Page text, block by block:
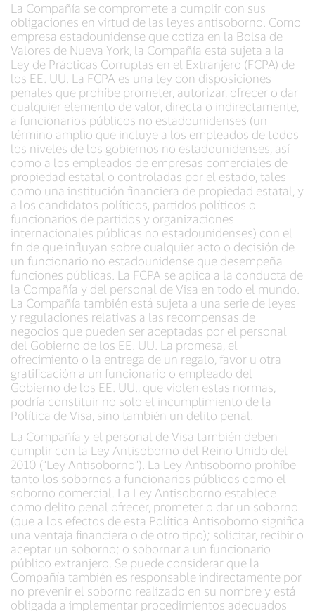
La Compañía se compromete a cumplir con sus
obligaciones en virtud de las leyes antisoborno. Como
empresa estadounidense que cotiza en la Bolsa de
Valores de Nueva York, la Compañía está sujeta a la
Ley de Prácticas Corruptas en el Extranjero (FCPA) de
los EE. UU. La FCPA es una ley con disposiciones
penales que prohíbe prometer, autorizar, ofrecer o dar
cualquier elemento de valor, directa o indirectamente,
a funcionarios públicos no estadounidenses (un
término amplio que incluye a los empleados de todos
los niveles de los gobiernos no estadounidenses, así
como a los empleados de empresas comerciales de
propiedad estatal o controladas por el estado, tales
como una institución financiera de propiedad estatal, y
a los candidatos políticos, partidos políticos o
funcionarios de partidos y organizaciones
internacionales públicas no estadounidenses) con el
fin de que influyan sobre cualquier acto o decisión de
un funcionario no estadounidense que desempeña
funciones públicas. La FCPA se aplica a la conducta de
la Compañía y del personal de Visa en todo el mundo.
La Compañía también está sujeta a una serie de leyes
y regulaciones relativas a las recompensas de
negocios que pueden ser aceptadas por el personal
del Gobierno de los EE. UU. La promesa, el
ofrecimiento o la entrega de un regalo, favor u otra
gratificación a un funcionario o empleado del
Gobierno de los EE. UU., que violen estas normas,
podría constituir no solo el incumplimiento de la
Política de Visa, sino también un delito penal.
La Compañía y el personal de Visa también deben
cumplir con la Ley Antisoborno del Reino Unido del
2010 (“Ley Antisoborno”). La Ley Antisoborno prohíbe
tanto los sobornos a funcionarios públicos como el
soborno comercial. La Ley Antisoborno establece
como delito penal ofrecer, prometer o dar un soborno
(que a los efectos de esta Política Antisoborno significa
una ventaja financiera o de otro tipo); solicitar, recibir o
aceptar un soborno; o sobornar a un funcionario
público extranjero. Se puede considerar que la
Compañía también es responsable indirectamente por
no prevenir el soborno realizado en su nombre y está
obligada a implementar procedimientos adecuados